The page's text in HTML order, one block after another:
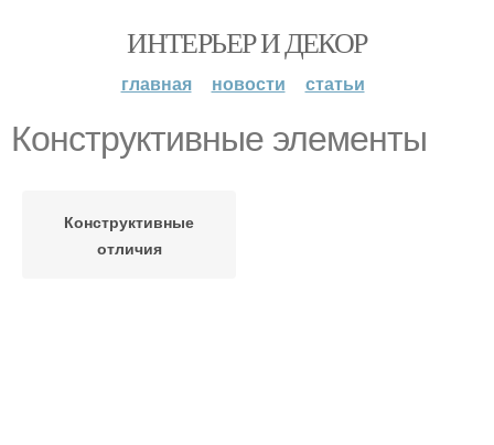
ИНТЕРЬЕР И ДЕКОР
главная новости статьи
Конструктивные элементы
Конструктивные
отличия